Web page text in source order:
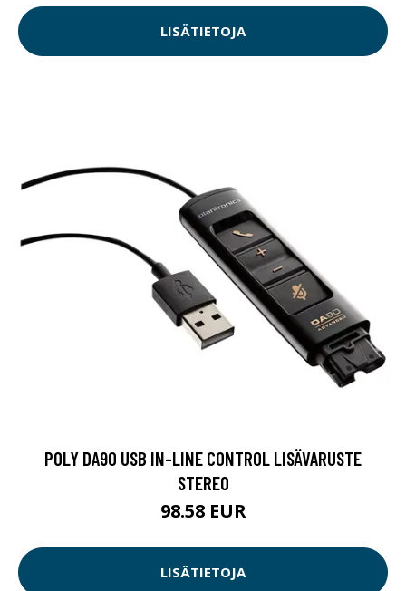
LISÄTIETOJA
POLY DA90 USB IN-LINE CONTROL LISÄVARUSTE
STEREO
98.58 EUR
LISÄTIETOJA